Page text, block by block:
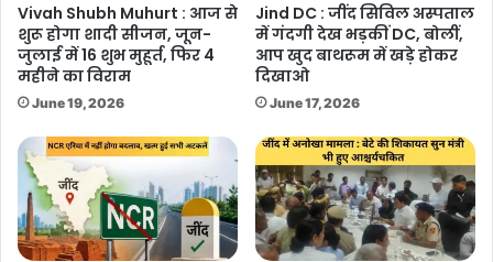
Vivah Shubh Muhurt : आज से
शुरू होगा शादी सीजन, जून-
जुलाई में 16 शुभ मुहूर्त, फिर 4
महीने का विराम
June 19, 2026
Jind DC : जींद सिविल अस्पताल
में गंदगी देख भड़कीं DC, बोलीं,
आप खुद बाथरूम में खड़े होकर
दिखाओ
June 17, 2026